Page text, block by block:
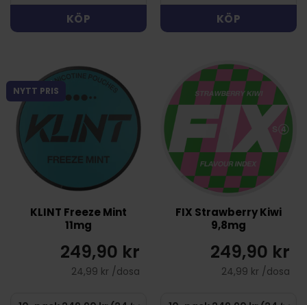
KÖP KÖP
NYTT PRIS
KLINT Freeze Mint
11mg
249,90 kr
24,99 kr /dosa
FIX Strawberry Kiwi
9,8mg
249,90 kr
24,99 kr /dosa